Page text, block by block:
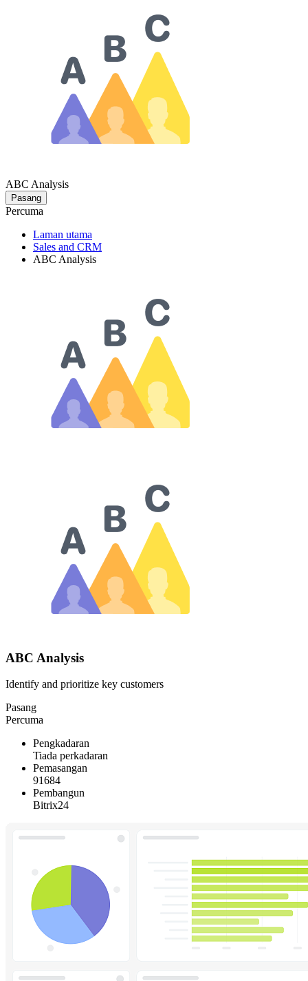
ABC Analysis
Pasang
Percuma
Laman utama
Sales and CRM
ABC Analysis
ABC Analysis
Identify and prioritize key customers
Pasang
Percuma
Pengkadaran
Tiada perkadaran
Pemasangan
91684
Pembangun
Bitrix24